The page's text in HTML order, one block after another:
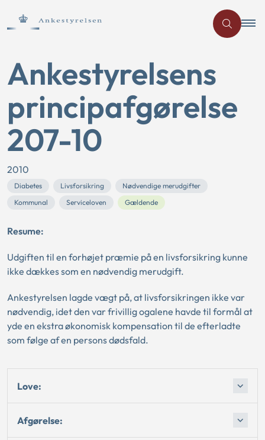
Ankestyrelsens
principafgørelse
207-10
2010
Diabetes Livsforsikring
Nødvendige merudgifter
Kommunal
Serviceloven Gældende
Resume:
Udgiften til en forhøjet præmie på en livsforsikring kunne
ikke dækkes som en nødvendig merudgift.
Ankestyrelsen lagde vægt på, at livsforsikringen ikke var
nødvendig, idet den var frivillig ogalene havde til formål at
yde en ekstra økonomisk kompensation til de efterladte
som følge af en persons dødsfald.
Love:
Afgørelse: